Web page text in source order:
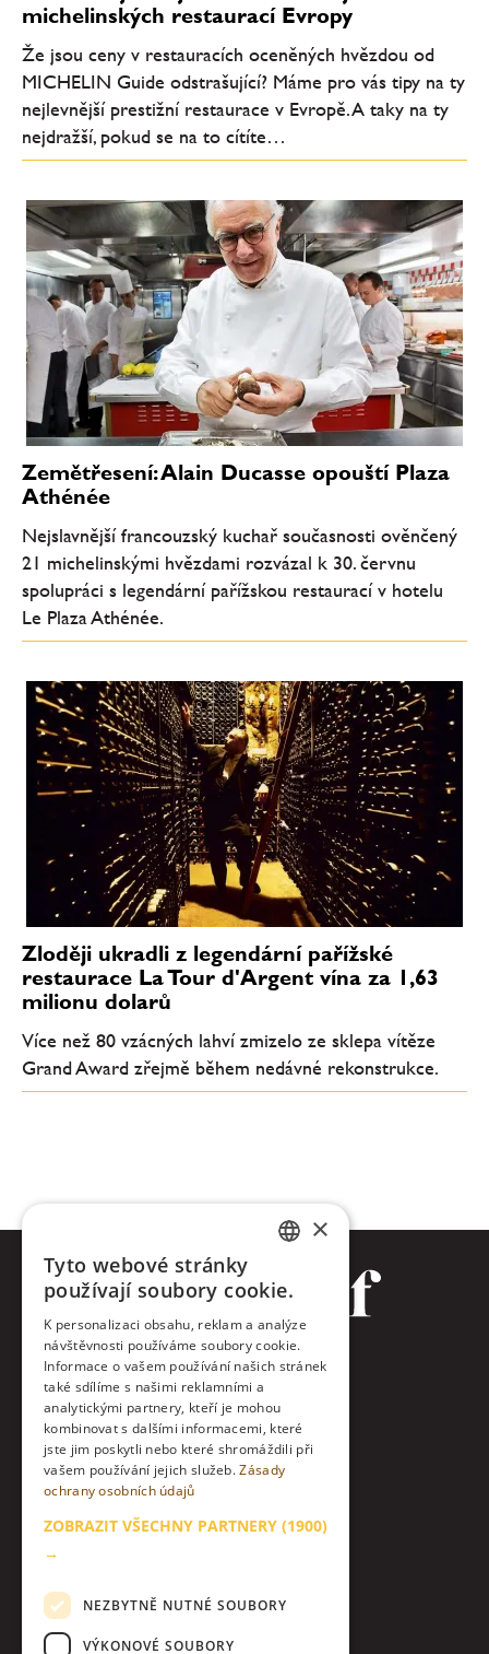
michelinských restaurací Evropy
Že jsou ceny v restauracích oceněných hvězdou od
MICHELIN Guide odstrašující? Máme pro vás tipy na ty
nejlevnější prestižní restaurace v Evropě. A taky na ty
nejdražší, pokud se na to cítíte…
Zemětřesení: Alain Ducasse opouští Plaza
Athénée
Nejslavnější francouzský kuchař současnosti ověnčený
21 michelinskými hvězdami rozvázal k 30. červnu
spolupráci s legendární pařížskou restaurací v hotelu
Le Plaza Athénée.
Zloději ukradli z legendární pařížské
restaurace La Tour d'Argent vína za 1,63
milionu dolarů
Více než 80 vzácných lahví zmizelo ze sklepa vítěze
Grand Award zřejmě během nedávné rekonstrukce.
Facebook
Twitter
Instagram
LinkedIn
Kontakt
Zásady zpracování osobních údajů
ENGLISH
×
Tyto webové stránky
používají soubory cookie.
K personalizaci obsahu, reklam a analýze
návštěvnosti používáme soubory cookie.
Informace o vašem používání našich stránek
také sdílíme s našimi reklamními a
analytickými partnery, kteří je mohou
kombinovat s dalšími informacemi, které
jste jim poskytli nebo které shromáždili při
vašem používání jejich služeb.Zásady
ochrany osobních údajů
ZOBRAZIT VŠECHNY PARTNERY (1900)
→
NEZBYTNĚ NUTNÉ SOUBORY
VÝKONOVÉ SOUBORY